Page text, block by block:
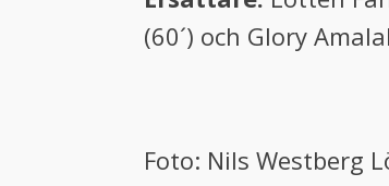
(60´) och Glory
Foto: Nils Westberg